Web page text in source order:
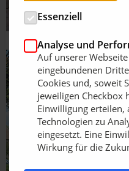
Essenziell
Analyse und
Auf unserer
eingebundenen
Cookies und, soweit
jeweiligen Checkbox
Einwilligung erteilen,
Technologien zu
eingesetzt. Eine
Wirkung für die